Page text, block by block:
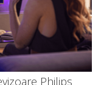
Philips